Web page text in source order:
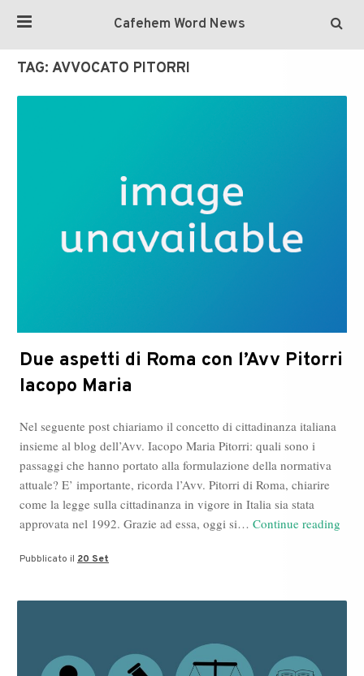
Cafehem Word News
TAG: AVVOCATO PITORRI
Due aspetti di Roma con l’Avv Pitorri
Iacopo Maria
Nel seguente post chiariamo il concetto di cittadinanza italiana
insieme al blog dell’Avv. Iacopo Maria Pitorri: quali sono i
passaggi che hanno portato alla formulazione della normativa
attuale? E’ importante, ricorda l’Avv. Pitorri di Roma, chiarire
come la legge sulla cittadinanza in vigore in Italia sia stata
approvata nel 1992. Grazie ad essa, oggi si… Continue reading
con
Pubblicato il 20 Set